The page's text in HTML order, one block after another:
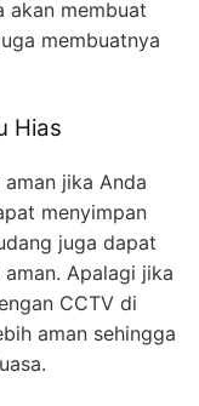
akan membuat
membuatnya
Hias
jika Anda
menyimpan
juga dapat
Apalagi jika
CCTV di
aman sehingga